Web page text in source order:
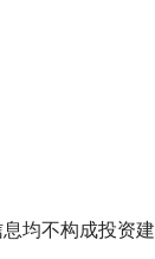
均不构成投资建